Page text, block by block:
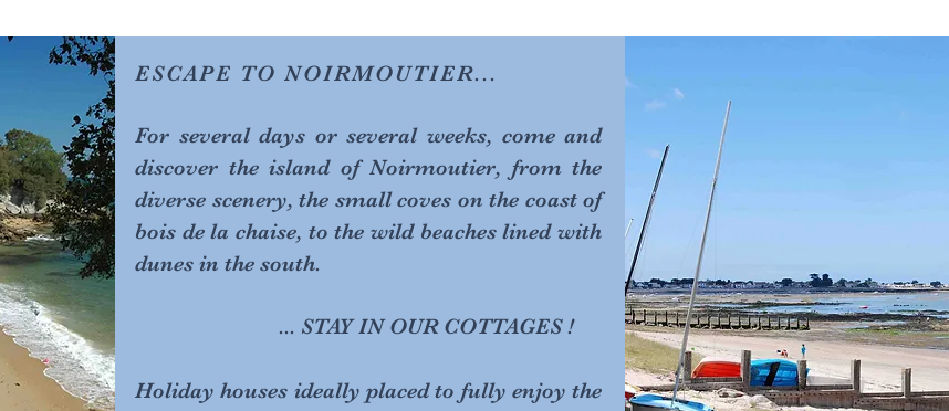
ESCAPE TO NOIRMOUTIER...
For several days or several weeks, come and
discover the island of Noirmoutier, from the
diverse scenery, the small coves on the coast of
bois de la chaise, to the wild beaches lined with
dunes in the south.
... STAY IN OUR COTTAGES !
Holiday houses ideally placed to fully enjoy the